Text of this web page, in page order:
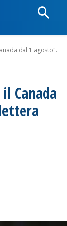
dal 1 agosto".
Canada